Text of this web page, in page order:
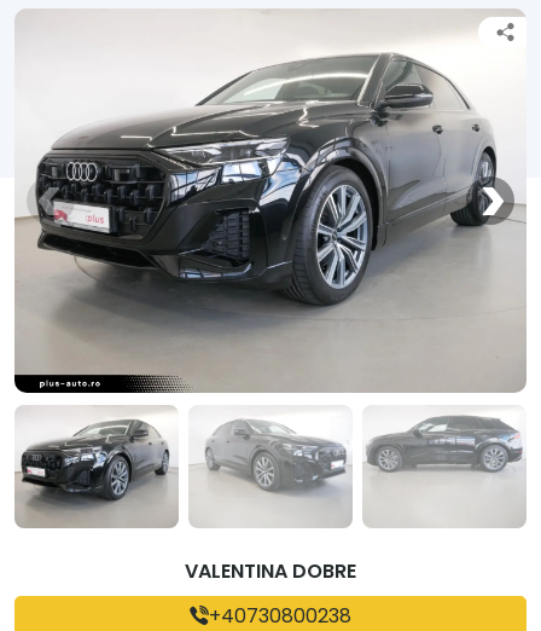
Alte tipuri vehicule
Despre Noi
Contact
VALENTINA DOBRE
+40730800238